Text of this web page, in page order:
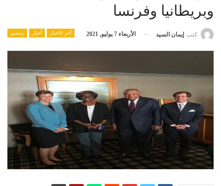
وبريطانيا وفرنسا
آخر الاخبار أخبار رئيسي كتب إيمان السيد الأربعاء 7 يوليو, 2021